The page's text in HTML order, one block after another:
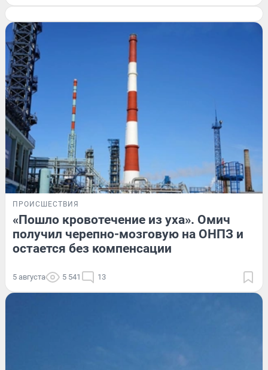
ПРОИСШЕСТВИЯ
«Пошло кровотечение из уха». Омич
получил черепно-мозговую на ОНПЗ и
остается без компенсации
5 августа 5 541 13